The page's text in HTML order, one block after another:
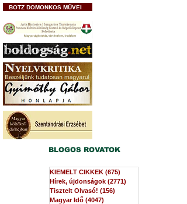
BOTZ DOMONKOS MŰVEI
BLOGOS ROVATOK
KIEMELT CIKKEK (675)
Hírek, újdonságok (2771)
Tisztelt Olvasó! (156)
Magyar Idő (4047)